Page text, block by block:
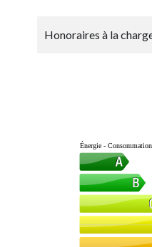
Honoraires à la
Énergie -